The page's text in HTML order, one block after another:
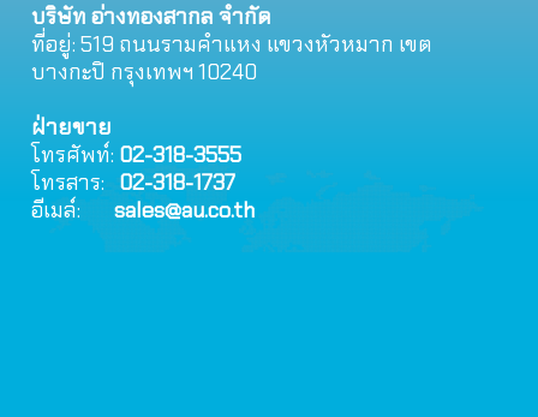
บริษัท อ่างทองสากล จำกัด
ที่อยู่: 519 ถนนรามคําแหง แขวงหัวหมาก เขต
บางกะปิ กรุงเทพฯ 10240
ฝ่ายขาย
โทรศัพท์: 02-318-3555
โทรสาร: 02-318-1737
อีเมล์:sales@au.co.th